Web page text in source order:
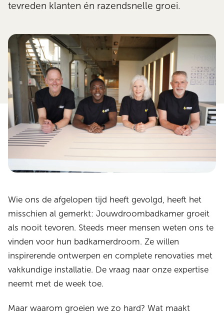
tevreden klanten én razendsnelle groei.
Wie ons de afgelopen tijd heeft gevolgd, heeft het
misschien al gemerkt: Jouwdroombadkamer groeit
als nooit tevoren. Steeds meer mensen weten ons te
vinden voor hun badkamerdroom. Ze willen
inspirerende ontwerpen en complete renovaties met
vakkundige installatie. De vraag naar onze expertise
neemt met de week toe.
Maar waarom groeien we zo hard? Wat maakt